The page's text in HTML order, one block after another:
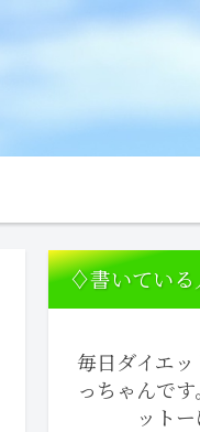
♢書いている
毎日ダイエ
っちゃんで
ット